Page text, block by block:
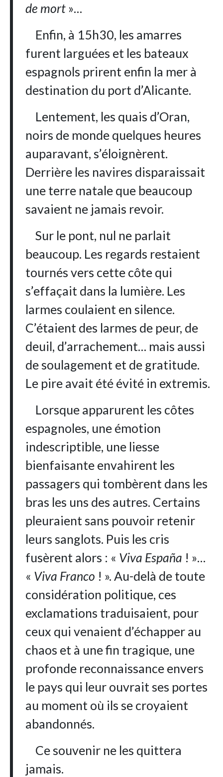
de mort »…
Enfin, à 15h30, les amarres
furent larguées et les bateaux
espagnols prirent enfin la mer à
destination du port d’Alicante.
Lentement, les quais d’Oran,
noirs de monde quelques heures
auparavant, s’éloignèrent.
Derrière les navires disparaissait
une terre natale que beaucoup
savaient ne jamais revoir.
Sur le pont, nul ne parlait
beaucoup. Les regards restaient
tournés vers cette côte qui
s’effaçait dans la lumière. Les
larmes coulaient en silence.
C’étaient des larmes de peur, de
deuil, d’arrachement… mais aussi
de soulagement et de gratitude.
Le pire avait été évité in extremis.
Lorsque apparurent les côtes
espagnoles, une émotion
indescriptible, une liesse
bienfaisante envahirent les
passagers qui tombèrent dans les
bras les uns des autres. Certains
pleuraient sans pouvoir retenir
leurs sanglots. Puis les cris
fusèrent alors : « Viva España ! »…
« Viva Franco ! ». Au-delà de toute
considération politique, ces
exclamations traduisaient, pour
ceux qui venaient d’échapper au
chaos et à une fin tragique, une
profonde reconnaissance envers
le pays qui leur ouvrait ses portes
au moment où ils se croyaient
abandonnés.
Ce souvenir ne les quittera
jamais.